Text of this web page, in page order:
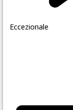
Eccezionale